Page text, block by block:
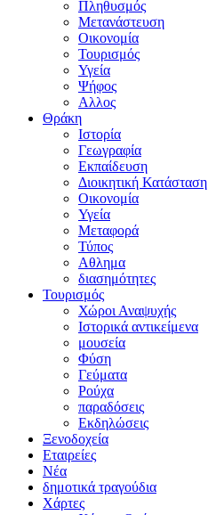
Πληθυσμός
Μετανάστευση
Οικονομία
Τουρισμός
Υγεία
Ψήφος
Αλλος
Θράκη
Ιστορία
Γεωγραφία
Εκπαίδευση
Διοικητική Κατάσταση
Οικονομία
Υγεία
Μεταφορά
Τύπος
Αθλημα
διασημότητες
Τουρισμός
Χώροι Αναψυχής
Ιστορικά αντικείμενα
μουσεία
Φύση
Γεύματα
Ρούχα
παραδόσεις
Εκδηλώσεις
Ξενοδοχεία
Εταιρείες
Νέα
δημοτικά τραγούδια
Χάρτες